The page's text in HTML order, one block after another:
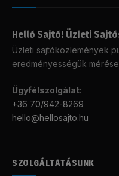
Helló Sajtó! Üzleti
Üzleti sajtóközlemények
eredményességük
Ügyfélszolgálat:
+36 70/942-8269
hello@hellosajto.hu
SZOLGÁLTATÁSUNK